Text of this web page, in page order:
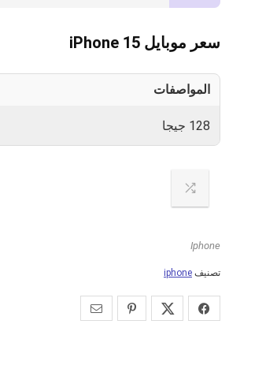
سعر موبايل iPhone 15
المواصفات
128 جيجا
Iphone
تصنيف iphone